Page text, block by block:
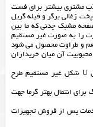
مشتری بیشتر برای فست
زغالی برگر و فیله گریل
مشبک چدنی که ما بین
را به صورت غیر مستقیم
و طراوت محصول می شود
آن میان خریداران
گریل ذغالی در ابعاد مختلف ، تمام استیل و با شعله ی U شکل غیر مستقیم طرح
انتقال بهتر گرما جهت
پس از فروشتجهیزات